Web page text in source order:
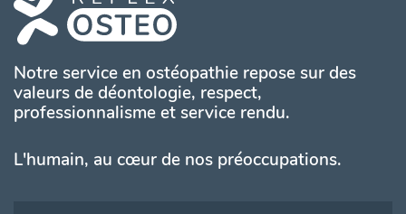
Notre service en ostéopathie repose sur des
valeurs de déontologie, respect,
professionnalisme et service rendu.
L'humain, au cœur de nos préoccupations.